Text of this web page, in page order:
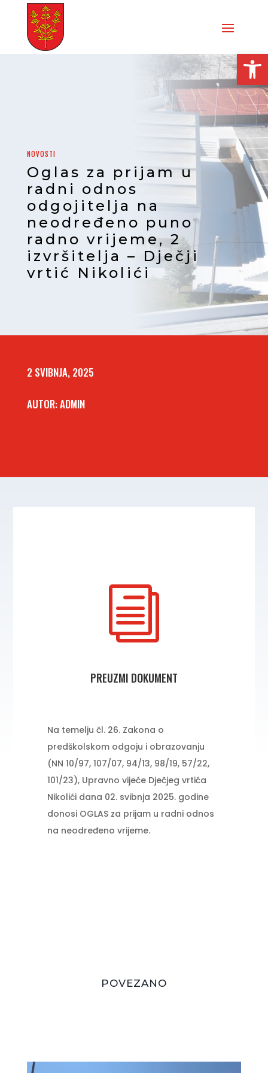
NOVOSTI
Oglas za prijam u
radni odnos
odgojitelja na
neodređeno puno
radno vrijeme, 2
izvršitelja – Dječji
vrtić Nikolići
2 SVIBNJA, 2025
AUTOR: ADMIN
i
PREUZMI DOKUMENT
Na temelju čl. 26. Zakona o
predškolskom odgoju i obrazovanju
(NN 10/97, 107/07, 94/13, 98/19, 57/22,
101/23), Upravno vijeće Dječjeg vrtića
Nikolići dana 02. svibnja 2025. godine
donosi OGLAS za prijam u radni odnos
na neodređeno vrijeme.
POVEZANO